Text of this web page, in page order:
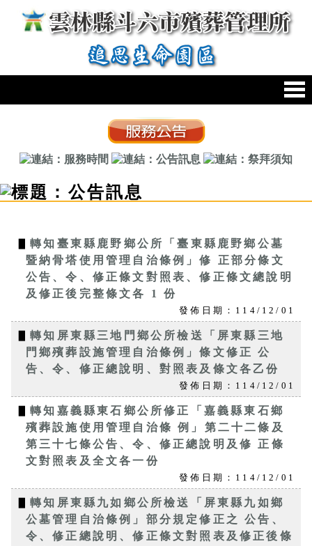
跳到主要內容區塊
▋轉知臺東縣鹿野鄉公所「臺東縣鹿野鄉公墓
暨納骨塔使用管理自治條例」修 正部分條文
公告、令、修正條文對照表、修正條文總說明
及修正後完整條文各 1 份
發佈日期：114/12/01
▋轉知屏東縣三地門鄉公所檢送「屏東縣三地
門鄉殯葬設施管理自治條例」條文修正 公
告、令、修正總說明、對照表及條文各乙份
發佈日期：114/12/01
▋轉知嘉義縣東石鄉公所修正「嘉義縣東石鄉
殯葬設施使用管理自治條 例」第二十二條及
第三十七條公告、令、修正總說明及修 正條
文對照表及全文各一份
發佈日期：114/12/01
▋轉知屏東縣九如鄉公所檢送「屏東縣九如鄉
公墓管理自治條例」部分規定修正之 公告、
令、修正總說明、修正條文對照表及修正後條